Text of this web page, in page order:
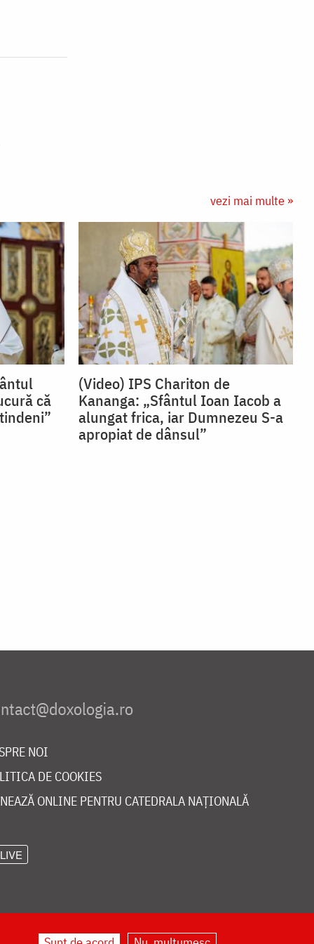
vezi mai multe »
că
(Video) IPS Chariton de
Kananga: „Sfântul Ioan Iacob a
alungat frica, iar Dumnezeu S-a
apropiat de dânsul”
NOI
DE COOKIES
ONLINE PENTRU CATEDRALA NAȚIONALĂ
LIVE